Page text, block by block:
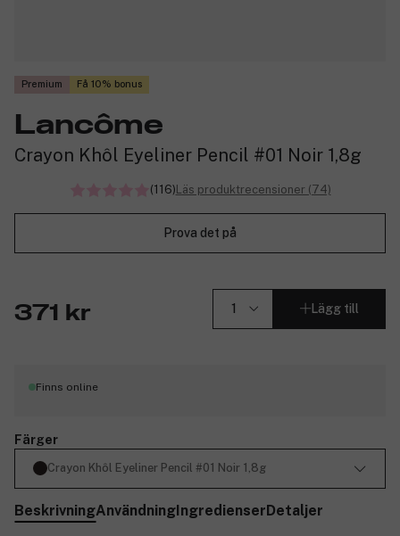
Premium Få 10% bonus
Lancôme
Crayon Khôl Eyeliner Pencil #01 Noir 1,8g
(116)Läs produktrecensioner (74)
Prova det på
371 kr Lägg till
Finns online
Färger
Crayon Khôl Eyeliner Pencil #01 Noir 1,8g
BeskrivningAnvändningIngredienserDetaljer